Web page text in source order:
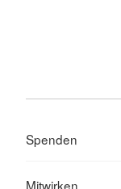
Spenden
Mitwirken